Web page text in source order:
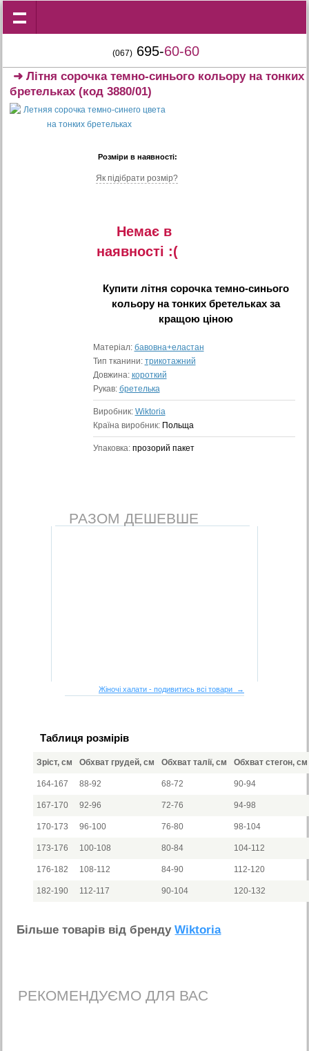
(067) 695-60-60
➜Літня сорочка темно-синього кольору на тонких
бретельках (код 3880/01)
Розміри в наявності:
Як підібрати розмір?
Немає в
наявностi :(
Купити літня сорочка темно-синього
кольору на тонких бретелькахза
кращою ціною
Матеріал: бавовна+еластан
Тип тканини: трикотажний
Довжина: короткий
Рукав: бретелька
Виробник: Wiktoria
Країна виробник: Польща
Упаковка: прозорий пакет
РАЗОМ ДЕШЕВШЕ
Жіночі халати - подивитись всі товари →
Таблиця розмірів
Зріст, см Обхват грудей, см Обхват талії, см Обхват стегон, см
164-167 88-92 68-72 90-94
167-170 92-96 72-76 94-98
170-173 96-100 76-80 98-104
173-176 100-108 80-84 104-112
176-182 108-112 84-90 112-120
182-190 112-117 90-104 120-132
Бiльше товарiв вiд брендуWiktoria
РЕКОМЕНДУЄМО ДЛЯ ВАС